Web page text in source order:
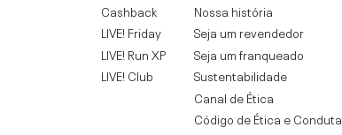
Cashback
LIVE! Friday
LIVE! Run XP
LIVE! Club
Nossa história
Seja um revendedor
Seja um franqueado
Sustentabilidade
Canal de Ética
Código de Ética e Conduta